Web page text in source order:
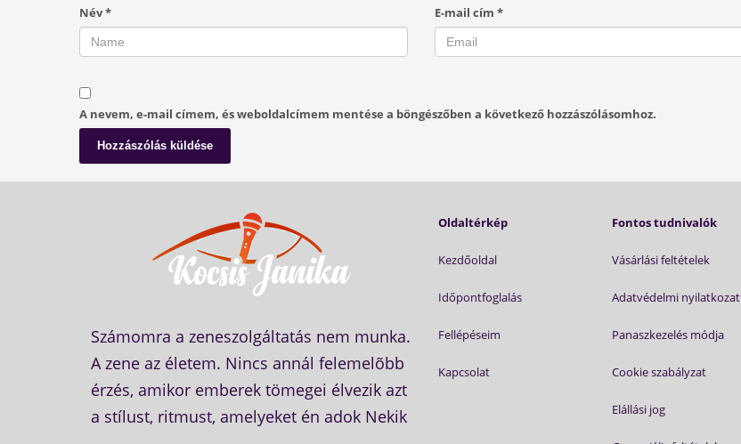
Név* E-mail cím *
A nevem, e-mail címem, és weboldalcímem mentése a böngészőben a következő hozzászólásomhoz.
Számomra a zeneszolgáltatás nem munka.
A zene az életem. Nincs annál felemelõbb
érzés, amikor emberek tömegei élvezik azt
a stílust, ritmust, amelyeket én adok Nekik
Oldaltérkép
Kezdőoldal
Időpontfoglalás
Fellépéseim
Kapcsolat
Fontos tudnivalók
Vásárlási feltételek
Adatvédelmi nyilatkozat
Panaszkezelés módja
Cookie szabályzat
Elállási jog